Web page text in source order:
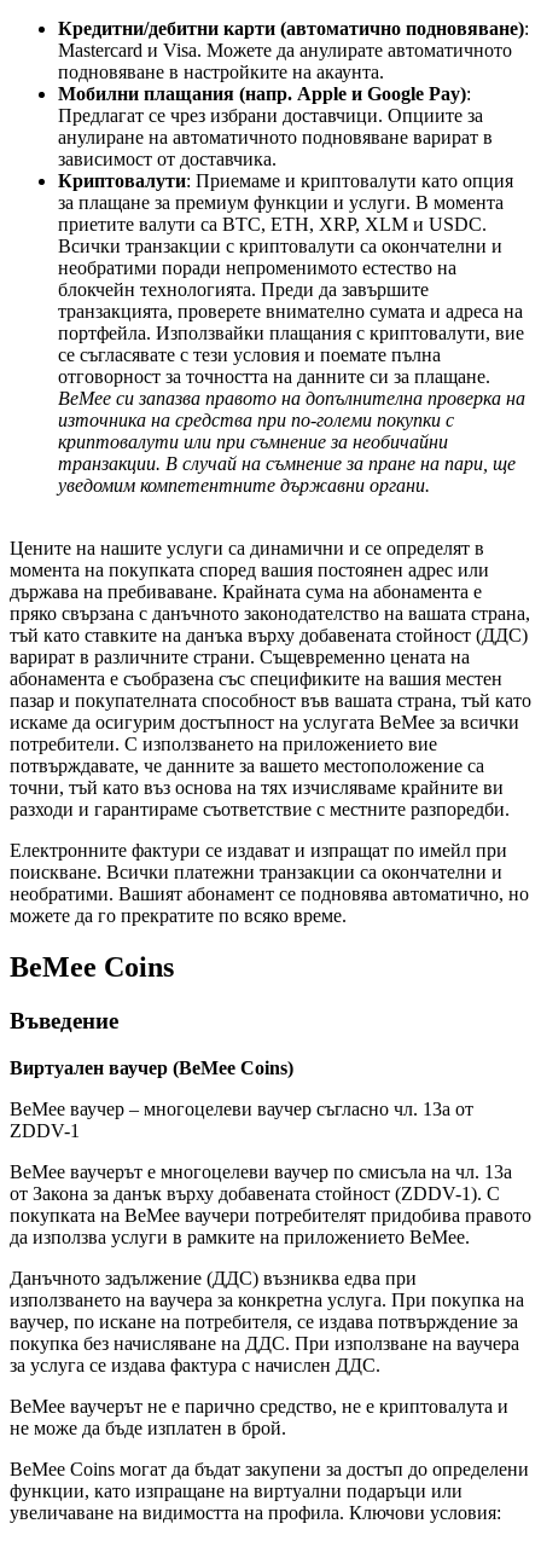
Кредитни/дебитни карти (автоматично подновяване):
Mastercard и Visa. Можете да анулирате автоматичното
подновяване в настройките на акаунта.
Мобилни плащания (напр. Apple и Google Pay):
Предлагат се чрез избрани доставчици. Опциите за
анулиране на автоматичното подновяване варират в
зависимост от доставчика.
Криптовалути: Приемаме и криптовалути като опция
за плащане за премиум функции и услуги. В момента
приетите валути са BTC, ETH, XRP, XLM и USDC.
Всички транзакции с криптовалути са окончателни и
необратими поради непроменимото естество на
блокчейн технологията. Преди да завършите
транзакцията, проверете внимателно сумата и адреса на
портфейла. Използвайки плащания с криптовалути, вие
се съгласявате с тези условия и поемате пълна
отговорност за точността на данните си за плащане.
BeMee си запазва правото на допълнителна проверка на
източника на средства при по-големи покупки с
криптовалути или при съмнение за необичайни
транзакции. В случай на съмнение за пране на пари, ще
уведомим компетентните държавни органи.
Цените на нашите услуги са динамични и се определят в
момента на покупката според вашия постоянен адрес или
държава на пребиваване. Крайната сума на абонамента е
пряко свързана с данъчното законодателство на вашата страна,
тъй като ставките на данъка върху добавената стойност (ДДС)
варират в различните страни. Същевременно цената на
абонамента е съобразена със спецификите на вашия местен
пазар и покупателната способност във вашата страна, тъй като
искаме да осигурим достъпност на услугата BeMee за всички
потребители. С използването на приложението вие
потвърждавате, че данните за вашето местоположение са
точни, тъй като въз основа на тях изчисляваме крайните ви
разходи и гарантираме съответствие с местните разпоредби.
Електронните фактури се издават и изпращат по имейл при
поискване. Всички платежни транзакции са окончателни и
необратими. Вашият абонамент се подновява автоматично, но
можете да го прекратите по всяко време.
BeMee Coins
Въведение
Виртуален ваучер (BeMee Coins)
BeMee ваучер – многоцелеви ваучер съгласно чл. 13а от
ZDDV-1
BeMee ваучерът е многоцелеви ваучер по смисъла на чл. 13а
от Закона за данък върху добавената стойност (ZDDV-1). С
покупката на BeMee ваучери потребителят придобива правото
да използва услуги в рамките на приложението BeMee.
Данъчното задължение (ДДС) възниква едва при
използването на ваучера за конкретна услуга. При покупка на
ваучер, по искане на потребителя, се издава потвърждение за
покупка без начисляване на ДДС. При използване на ваучера
за услуга се издава фактура с начислен ДДС.
BeMee ваучерът не е парично средство, не е криптовалута и
не може да бъде изплатен в брой.
BeMee Coins могат да бъдат закупени за достъп до определени
функции, като изпращане на виртуални подаръци или
увеличаване на видимостта на профила. Ключови условия: